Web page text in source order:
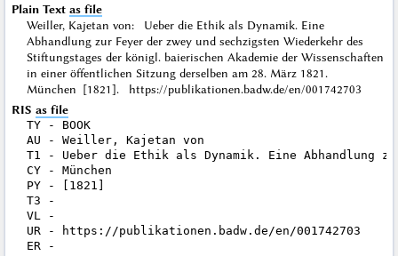
Plain Text as file
Weiller, Kajetan von: Ueber die Ethik als Dynamik. Eine
Abhandlung zur Feyer der zwey und sechzigsten Wiederkehr des
Stiftungstages der königl. baierischen Akademie der Wissenschaften
in einer öffentlichen Sitzung derselben am 28. März 1821.
München [1821]. https://publikationen.badw.de/en/001742703
RIS as file
TY - BOOK
AU - Weiller, Kajetan von
T1 - Ueber die Ethik als Dynamik. Eine Abhandlung
CY - München
PY - [1821]
T3 -
VL -
UR - https://publikationen.badw.de/en/001742703